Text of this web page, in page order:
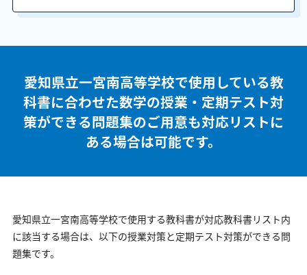
愛知県立一宮南高等学校で使用している教
科書に合わせた数学の授業・定期テスト対
策ができる問題集のご用意も対応リストに
ある場合は可能です。
愛知県立一宮南高等学校で使用する教科書が対応教科書リスト内
に該当する場合は、以下の授業対策と定期テスト対策ができる問
題集です。